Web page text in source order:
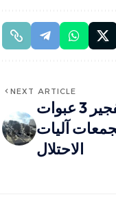
NEXT ARTICLE
كتائب القسام تكشف .. تفجير 3 عبوات
آليات
الاحتلال